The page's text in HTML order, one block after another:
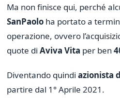
Ma non finisce qui, perché
SanPaolo ha portato a
operazione, ovvero
quote di Aviva Vita per ben
Diventando quindi azionista
partire dal 1° Aprile 2021.